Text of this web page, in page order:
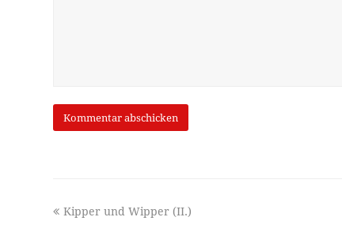
previous
Kipper und Wipper (II.)